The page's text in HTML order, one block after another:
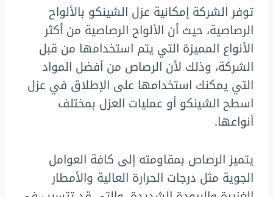
توفر الشركة إمكانية عزل الشينكو بالألواح
الرصاصية، حيث أن الألواح الرصاصية من أكثر
الأنواع المميزة التي يتم استخدامها من قبل
الشركة، وذلك لأن الرصاص من أفضل المواد
التي يمكنك استخدامها على الإطلاق في عزل
اسطح الشينكو أو عمليات العزل بمختلف
أنواعها.
يتميز الرصاص بمقاومته إلى كافة العوامل
الجوية مثل درجات الحرارة العالية والأمطار